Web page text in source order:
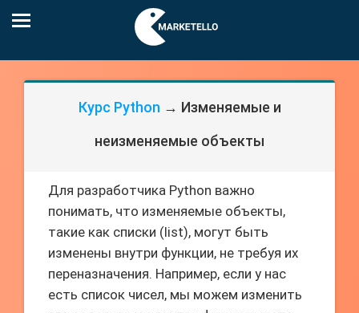
Курс Python → Изменяемые и
неизменяемые объекты
Для разработчика Python важно
понимать, что изменяемые объекты,
такие как списки (list), могут быть
изменены внутри функции, не требуя их
переназначения. Например, если у нас
есть список чисел, мы можем изменить